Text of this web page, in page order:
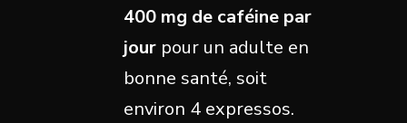
400 mg de caféine par
jour pour un adulte en
bonne santé, soit
environ 4 expressos.